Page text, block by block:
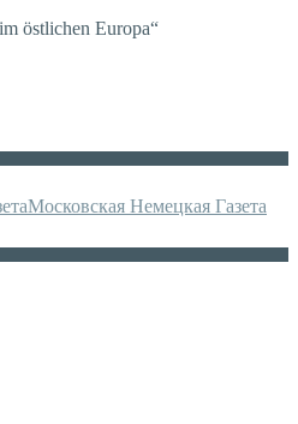
Московская Немецкая Газета